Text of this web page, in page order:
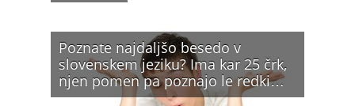
Poznate najdaljšo besedo v
slovenskem jeziku? Ima kar 25 črk,
njen pomen pa poznajo le redki…